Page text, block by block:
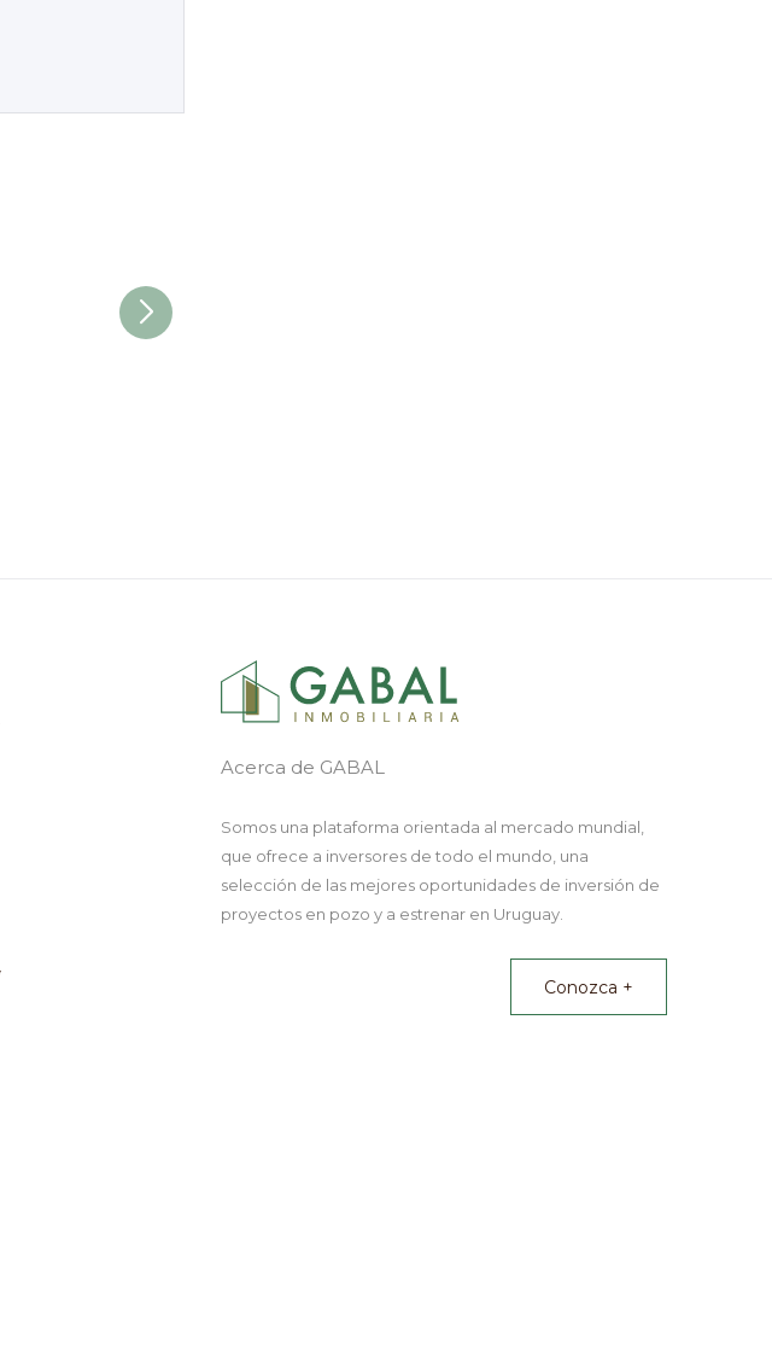
Acerca de GABAL
Somos una plataforma orientada al mercado mundial,
que ofrece a inversores de todo el mundo, una
selección de las mejores oportunidades de inversión de
proyectos en pozo y a estrenar en Uruguay.
Conozca +